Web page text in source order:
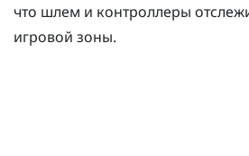
что шлем и контроллеры
игровой зоны.